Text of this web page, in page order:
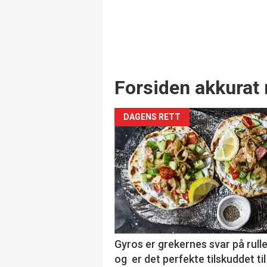
Forsiden akkurat
DAGENS RETT
Gyros er grekernes svar på
og er det perfekte tilskuddet til